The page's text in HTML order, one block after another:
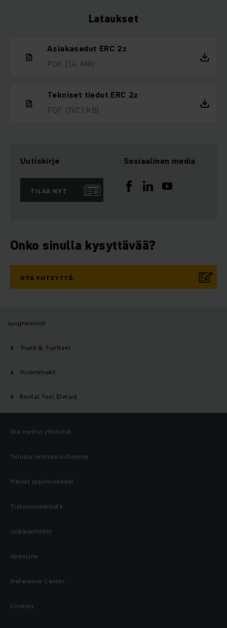
Lataukset
Asiakasedut ERC 2z
PDF (1,4 MB)
Tekniset tiedot ERC 2z
PDF (767,1 KB)
Uutiskirje
TILAA NYT
Sosiaalinen media
Onko sinulla kysyttävää?
OTA YHTEYTTÄ
Jungheinrich
Trukit & Tuotteet
Vuokratrukit
Rental Tool (Detail)
Ota meihin yhteyttä!
Tutustu verkkosivuihimme
Yleiset sopimusehdot
Tietosuojaseloste
Julkaisutiedot
OpenLine
Preference Center
Cookies